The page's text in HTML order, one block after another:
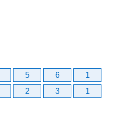
5 6
1
2 3 1